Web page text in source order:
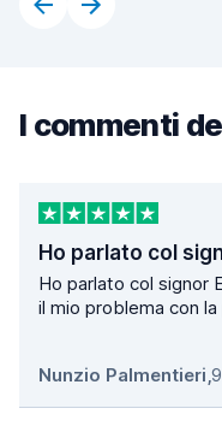
I commenti
Ho parlato col
Ho parlato col signor
il mio problema con la
Nunzio Palmentieri,